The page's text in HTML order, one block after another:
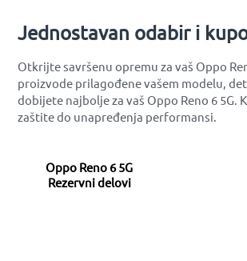
Jednostavan odabir i
Otkrijte savršenu opremu za vaš Oppo
proizvode prilagođene vašem modelu,
dobijete najbolje za vaš Oppo Reno 6
zaštite do unapređenja performansi.
Oppo Reno 6 5G
Rezervni delovi